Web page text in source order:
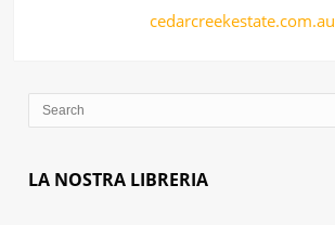
cedarcreekestate.com.au
LA NOSTRA LIBRERIA